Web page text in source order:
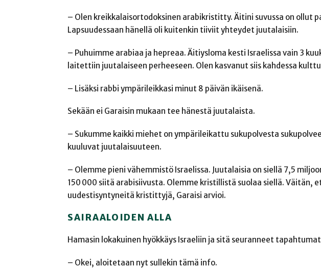
– Olen kreikkalaisortodoksinen arabikristitty. Äitini suvussa on ollut
Lapsuudessaan hänellä oli kuitenkin tiiviit yhteydet juutalaisiin.
– Puhuimme arabiaa ja hepreaa. Äitiysloma kesti Israelissa vain 3
laitettiin juutalaiseen perheeseen. Olen kasvanut siis kahdessa
– Lisäksi rabbi ympärileikkasi minut 8 päivän ikäisenä.
Sekään ei Garaisin mukaan tee hänestä juutalaista.
– Sukumme kaikki miehet on ympärileikattu sukupolvesta
kuuluvat juutalaisuuteen.
– Olemme pieni vähemmistö Israelissa. Juutalaisia on siellä 7,5
150 000 siitä arabisiivusta. Olemme kristillistä suolaa siellä. Väitän,
uudestisyntyneitä kristittyjä, Garaisi arvioi.
SAIRAALOIDEN ALLA
Hamasin lokakuinen hyökkäys Israeliin ja sitä seuranneet
– Okei, aloitetaan nyt sullekin tämä info.